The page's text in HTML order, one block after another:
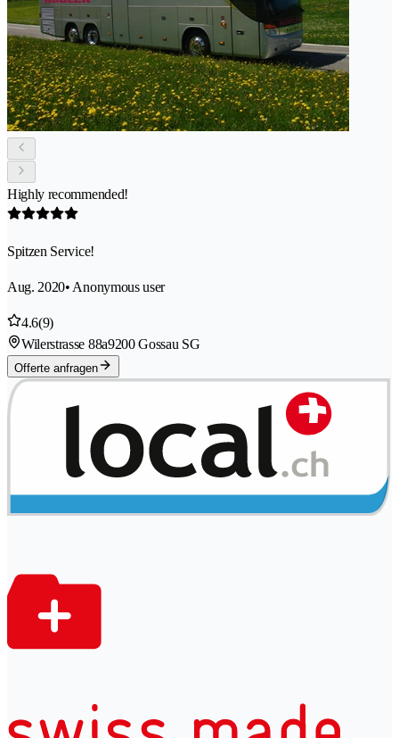
Highly recommended!
Spitzen Service!
Aug. 2020• Anonymous user
4.6(9)
Wilerstrasse 88a9200 Gossau SG
Offerte anfragen